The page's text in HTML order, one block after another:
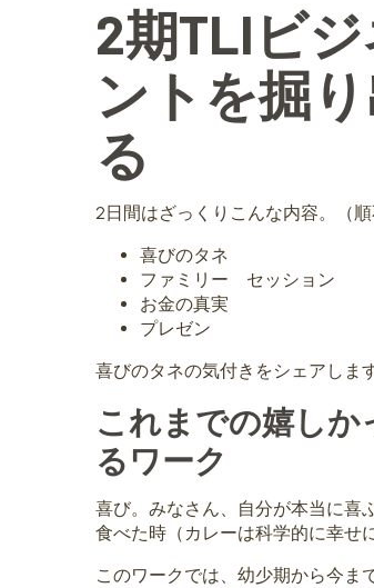
2期TLIビ
ントを掘
る
2日間はざっくりこんな内容。（順
喜びのタネ
ファミリー セッション
お金の真実
プレゼン
喜びのタネの気付きをシェアしま
これまでの嬉し
るワーク
喜び。みなさん、自分が本当に喜
食べた時（カレーは科学的に幸せ
このワークでは、幼少期から今ま